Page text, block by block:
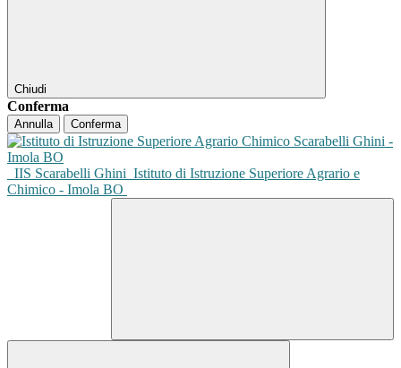
Chiudi
Conferma
Annulla Conferma
IIS Scarabelli Ghini Istituto di Istruzione Superiore Agrario e
Chimico - Imola BO